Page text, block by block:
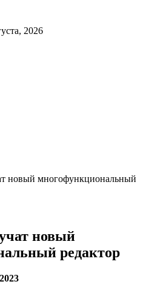
2026
новый многофункциональный
новый
редактор